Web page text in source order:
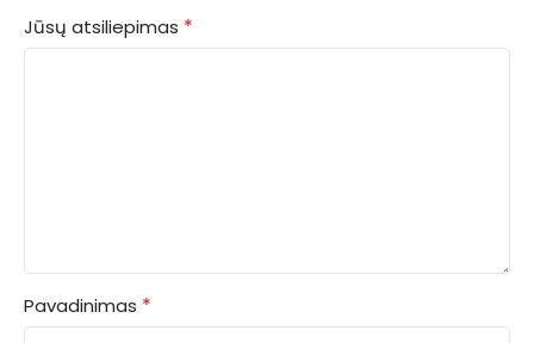
Jūsų atsiliepimas *
Pavadinimas *